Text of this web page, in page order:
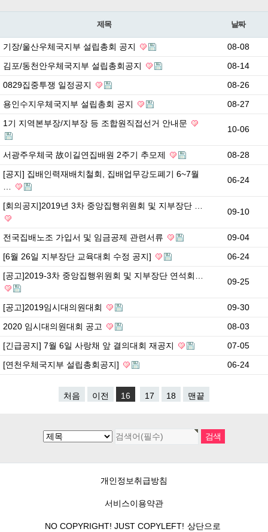
제목 날짜
기장/울산우체국지부 설립총회 공지
08-08
김포/동천안우체국지부 설립총회공지
08-14
0829집중투쟁 일정공지
08-26
용인수지우체국지부 설립총회 공지
08-27
1기 지역본부장/지부장 등 조합원직접선거 안내문
10-06
서광주우체국 故이길연집배원 2주기 추모제
08-28
[공지] 집배인력재배치철회, 집배업무강도폐기 6~7월
06-24
[회의공지]2019년 3차 중앙집행위원회 및 지부장단 …
09-10
전국집배노조 가입서 및 임금공제 관련서류
09-04
[6월 26일 지부장단 교육대회 수정 공지]
06-24
[공고]2019-3차 중앙집행위원회 및 지부장단 연석회…
09-25
[공고]2019임시대의원대회
09-30
2020 임시대의원대회 공고
08-03
[긴급공지] 7월 6일 사랑채 앞 결의대회 재공지
07-05
[연천우체국지부 설립총회공지]
06-24
처음 이전 16 17 18 맨끝
개인정보취급방침
서비스이용약관
NO COPYRIGHT! JUST COPYLEFT! 상단으로